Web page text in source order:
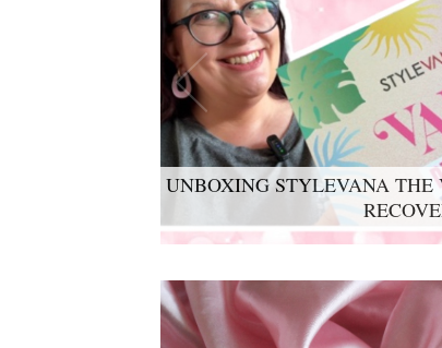
UNBOXING STYLEVANA